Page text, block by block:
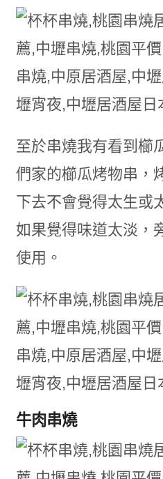
至於串燒我有看到櫛
們家的櫛瓜烤物串，
下去不會覺得太生或
如果覺得味道太淡，
使用。
牛肉串燒